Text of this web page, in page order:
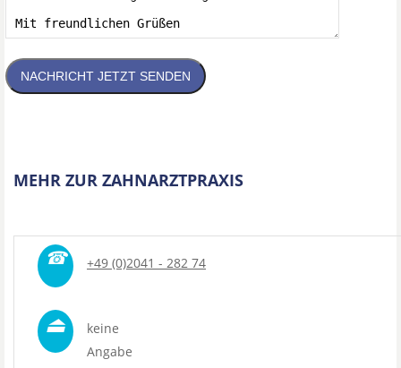
NACHRICHT JETZT SENDEN
MEHR ZUR ZAHNARZTPRAXIS
☎ +49 (0)2041 - 282 74
⏏
keine
Angabe